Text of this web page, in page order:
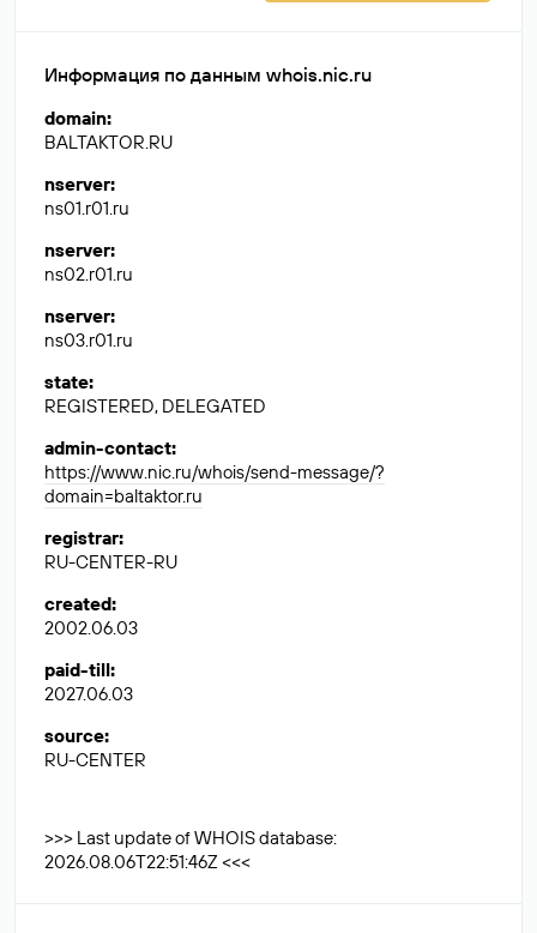
Информация по данным whois.nic.ru
domain:
BALTAKTOR.RU
nserver:
ns01.r01.ru
nserver:
ns02.r01.ru
nserver:
ns03.r01.ru
state:
REGISTERED, DELEGATED
admin-contact:
https://www.nic.ru/whois/send-message/?
domain=baltaktor.ru
registrar:
RU-CENTER-RU
created:
2002.06.03
paid-till:
2027.06.03
source:
RU-CENTER
>>> Last update of WHOIS database:
2026.08.06T22:51:46Z <<<